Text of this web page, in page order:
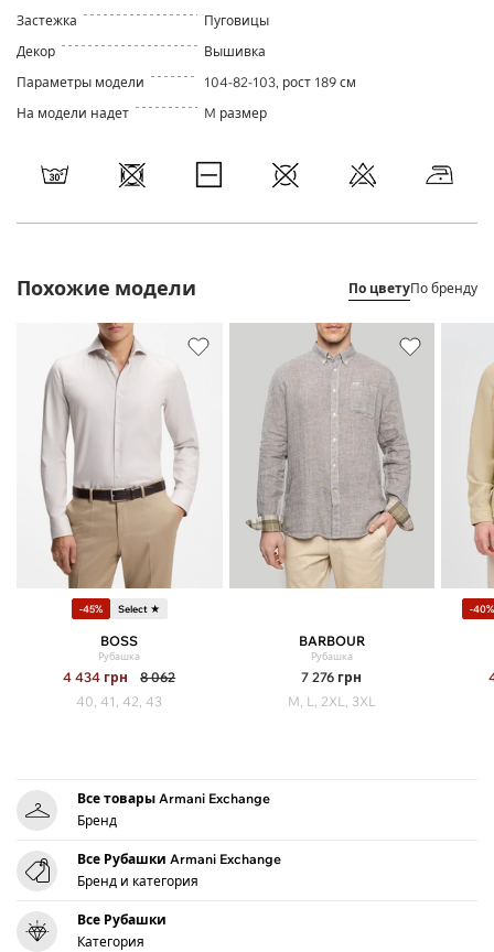
Застежка
Пуговицы
Декор
Вышивка
Параметры модели
104-82-103, рост 189 см
На модели надет
M размер
Похожие модели По цветуПо бренду
-45% Select ★
BOSS
Рубашка
4 434 грн
8 062
40, 41, 42, 43
BARBOUR
Рубашка
7 276 грн
M, L, 2XL, 3XL
-40%
Все товары Armani Exchange
Бренд
Все Рубашки Armani Exchange
Бренд и категория
Все Рубашки
Категория